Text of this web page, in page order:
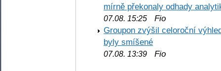
mírně překonaly odhady
07.08. 15:25 Fio
Groupon zvýšil celoroční
byly smíšené
07.08. 13:39 Fio